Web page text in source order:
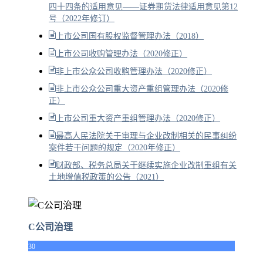
四十四条的适用意见——证券期货法律适用意见第12
号（2022年修订）
上市公司国有股权监督管理办法（2018）
上市公司收购管理办法（2020修正）
非上市公众公司收购管理办法（2020修正）
非上市公众公司重大资产重组管理办法（2020修
正）
上市公司重大资产重组管理办法（2020修正）
最高人民法院关于审理与企业改制相关的民事纠纷
案件若干问题的规定（2020年修正）
财政部、税务总局关于继续实施企业改制重组有关
土地增值税政策的公告（2021）
C公司治理
30